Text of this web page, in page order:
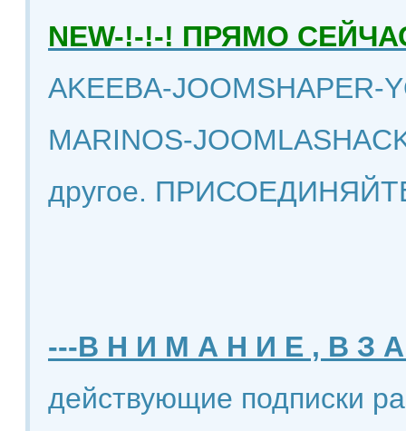
NEW-!-!-! ПРЯМО
AKEEBA-JOOMSHAPER-
MARINOS-
другое.
---В Н И М А Н И Е , В З
действующие подписки